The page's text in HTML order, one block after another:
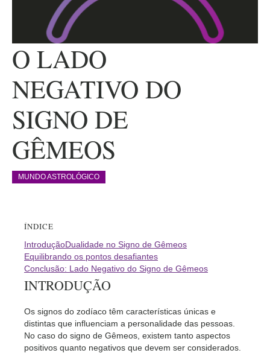
O LADO
NEGATIVO DO
SIGNO DE
GÊMEOS
MUNDO ASTROLÓGICO
ÍNDICE
IntroduçãoDualidade no Signo de Gêmeos
Equilibrando os pontos desafiantes
Conclusão: Lado Negativo do Signo de Gêmeos
INTRODUÇÃO
Os signos do zodíaco têm características únicas e
distintas que influenciam a personalidade das pessoas.
No caso do signo de Gêmeos, existem tanto aspectos
positivos quanto negativos que devem ser considerados.